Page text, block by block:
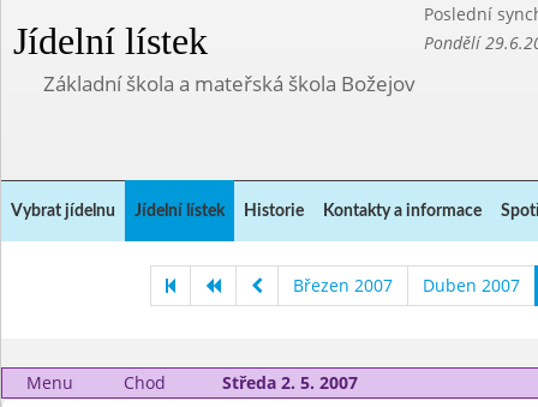
Jídelní lístek
Poslední
Pondělí
Základní škola a mateřská škola Božejov
Vybrat jídelnu Jídelní lístek Historie Kontakty a informace
Březen 2007 Duben 2007
Menu Chod Středa 2. 5. 2007